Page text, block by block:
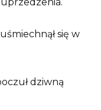
się w
dziwną